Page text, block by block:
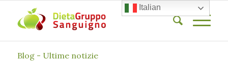
Blog - Ultime notizie
Italian